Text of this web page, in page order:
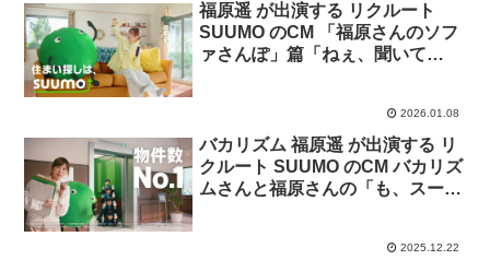
福原遥 が出演する リクルート
SUUMO のCM 「福原さんのソフ
ァさんぽ」篇「ねぇ、聞いて
2026.01.08
バカリズム 福原遥 が出演する リ
クルート SUUMO のCM バカリズ
ムさんと福原さんの「も、スー
2025.12.22